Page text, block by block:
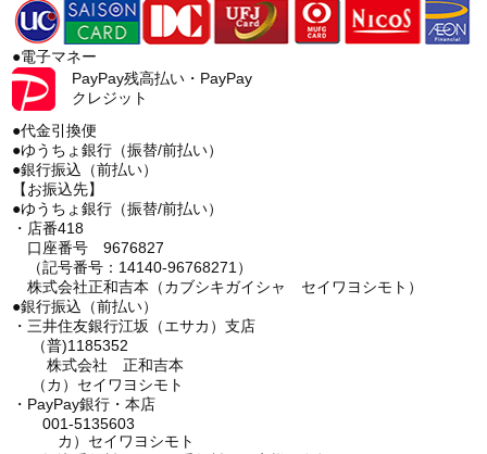
●電子マネー
PayPay残高払い・PayPay
クレジット
●代金引換便
●ゆうちょ銀行（振替/前払い）
●銀行振込（前払い）
【お振込先】
●ゆうちょ銀行（振替/前払い）
・店番418
口座番号 9676827
（記号番号：14140-96768271）
株式会社正和吉本（カブシキガイシャ セイワヨシモト）
●銀行振込（前払い）
・三井住友銀行江坂（エサカ）支店
（普)1185352
株式会社 正和吉本
（カ）セイワヨシモト
・PayPay銀行・本店
001-5135603
カ）セイワヨシモト